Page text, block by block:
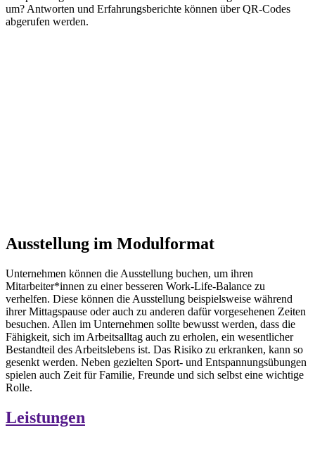
um? Antworten und Erfahrungsberichte können über QR-Codes
abgerufen werden.
Ausstellung im Modulformat
Unternehmen können die Ausstellung buchen, um ihren
Mitarbeiter*innen zu einer besseren Work-Life-Balance zu
verhelfen. Diese können die Ausstellung beispielsweise während
ihrer Mittagspause oder auch zu anderen dafür vorgesehenen Zeiten
besuchen. Allen im Unternehmen sollte bewusst werden, dass die
Fähigkeit, sich im Arbeitsalltag auch zu erholen, ein wesentlicher
Bestandteil des Arbeitslebens ist. Das Risiko zu erkranken, kann so
gesenkt werden. Neben gezielten Sport- und Entspannungsübungen
spielen auch Zeit für Familie, Freunde und sich selbst eine wichtige
Rolle.
Leistungen